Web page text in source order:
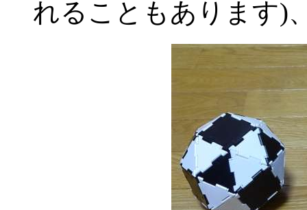
れることもあります)